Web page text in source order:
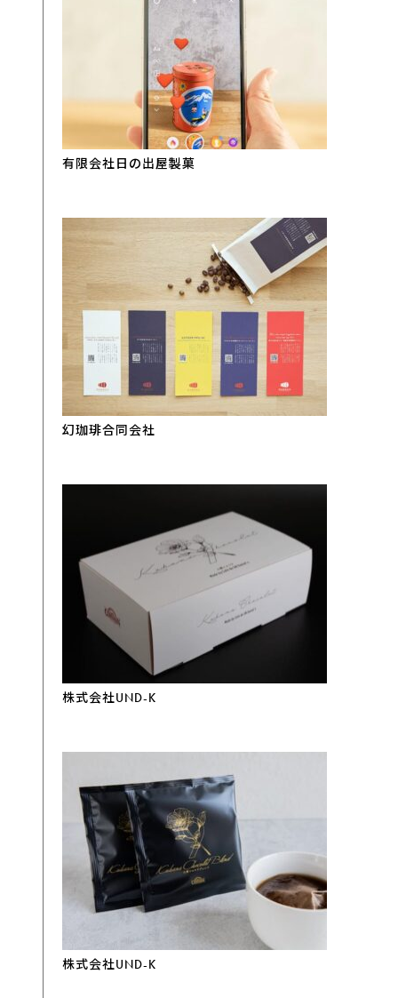
有限会社日の出屋製菓
幻珈琲合同会社
株式会社UND-K
株式会社UND-K